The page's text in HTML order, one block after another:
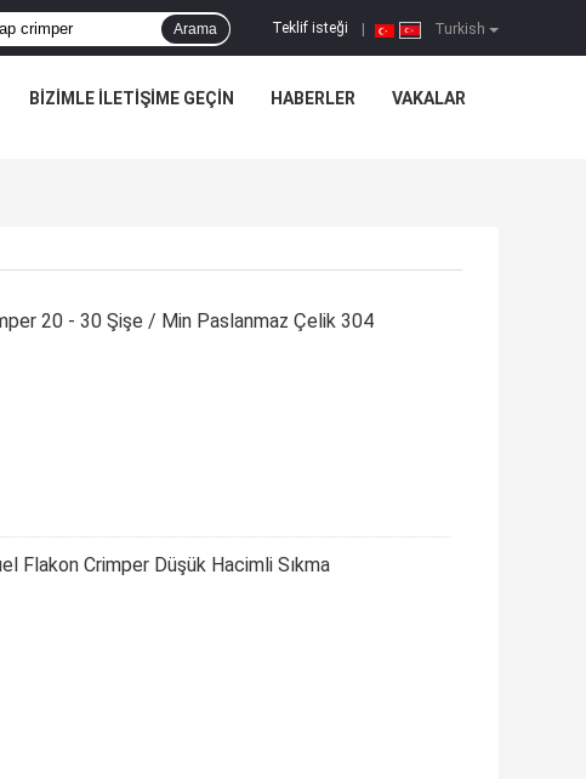
Turkish
Teklif isteği
Arama
BIZIMLE ILETIŞIME GEÇIN HABERLER VAKALAR
20 - 30 Şişe / Min Paslanmaz Çelik 304
Flakon Crimper Düşük Hacimli Sıkma